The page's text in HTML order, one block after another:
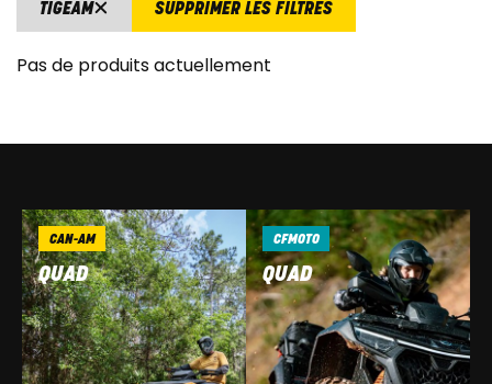
TIGEAM SUPPRIMER LES FILTRES
Pas de produits actuellement
CAN-AM
QUAD
CFMOTO
QUAD